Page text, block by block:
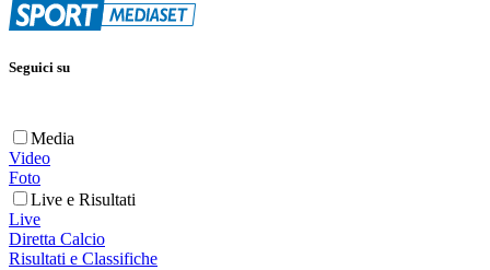
Seguici su
Media
Video
Foto
Live e Risultati
Live
Diretta Calcio
Risultati e Classifiche